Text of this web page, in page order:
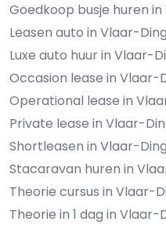
Goedkoop busje huren
Leasen auto in Vlaar-
Luxe auto huur in Vlaar-
Occasion lease in Vlaar-
Operational lease in
Private lease in Vlaar-
Shortleasen in Vlaar-
Stacaravan huren in
Theorie cursus in Vlaar-
Theorie in 1 dag in Vlaar-